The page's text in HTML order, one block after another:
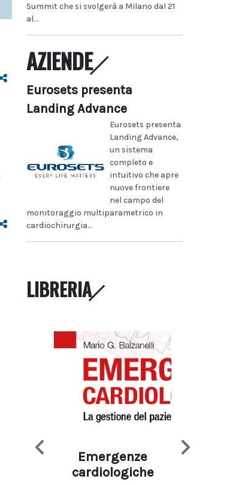
Summit che si svolgerà a Milano dal 21
al...
AZIENDE
Eurosets presenta
Landing Advance
Eurosets presenta
Landing Advance,
un sistema
completo e
intuitivo che apre
nuove frontiere
nel campo del
monitoraggio multiparametrico in
cardiochirurgia...
LIBRERIA
Emergenze
cardiologiche